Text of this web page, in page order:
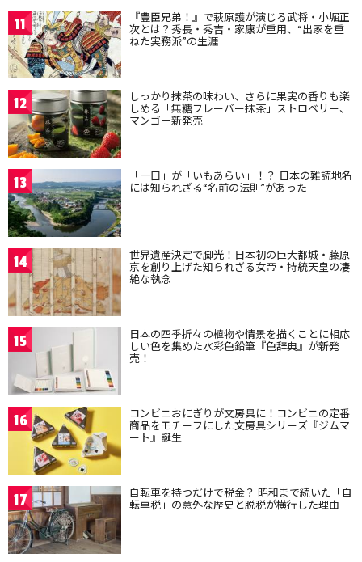
11 『豊臣兄弟！』で萩原護が演じる武将・小堀正
次とは？秀長・秀吉・家康が重用、“出家を重
ねた実務派”の生涯
12 しっかり抹茶の味わい、さらに果実の香りも楽
しめる「無糖フレーバー抹茶」ストロベリー、
マンゴー新発売
13 「一口」が「いもあらい」！？ 日本の難読地名
には知られざる“名前の法則”があった
14 世界遺産決定で脚光！日本初の巨大都城・藤原
京を創り上げた知られざる女帝・持統天皇の凄
絶な執念
15 日本の四季折々の植物や情景を描くことに相応
しい色を集めた水彩色鉛筆『色辞典』が新発
売！
16 コンビニおにぎりが文房具に！コンビニの定番
商品をモチーフにした文房具シリーズ『ジムマ
ート』誕生
17 自転車を持つだけで税金？ 昭和まで続いた「自
転車税」の意外な歴史と脱税が横行した理由